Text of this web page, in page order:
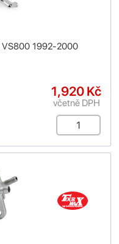
VS800 1992-2000
1,920 Kč
včetně DPH